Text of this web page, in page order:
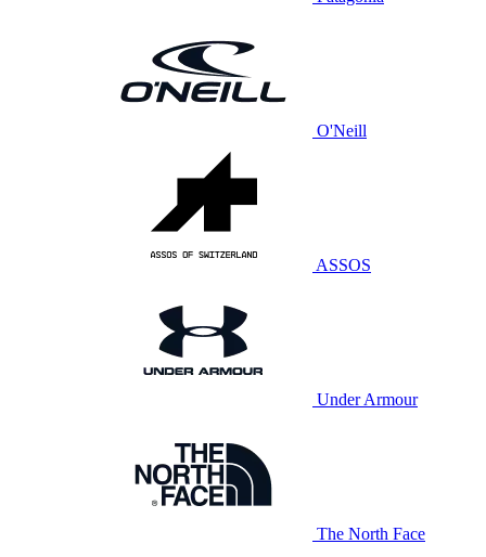
O'Neill
ASSOS
Under Armour
The North Face